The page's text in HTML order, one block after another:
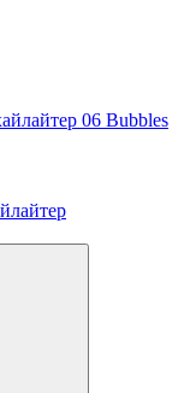
06 Bubbles